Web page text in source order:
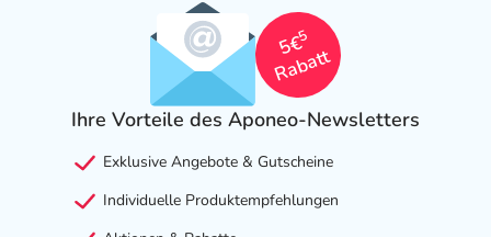
5€
5
Rabatt
Ihre Vorteile des Aponeo-Newsletters
Exklusive Angebote & Gutscheine
Individuelle Produktempfehlungen